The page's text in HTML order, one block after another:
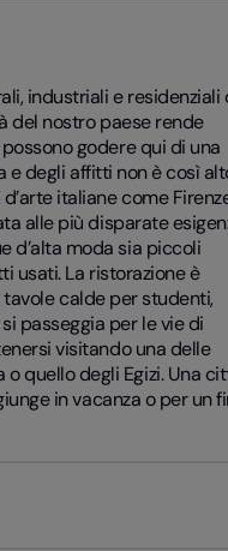
industriali e residenziali
del nostro paese rende
godere qui di una
e degli affitti non è così
italiane come
alle più disparate
d’alta moda sia piccoli
usati. La ristorazione è
calde per studenti,
passeggia per le vie di
visitando una delle
quello degli Egizi. Una
in vacanza o per un